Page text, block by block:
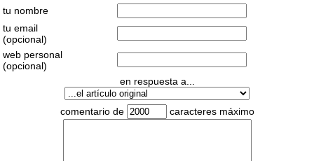
tu nombre
tu email
(opcional)
web personal
(opcional)
en respuesta a...
comentario de caracteres máximo